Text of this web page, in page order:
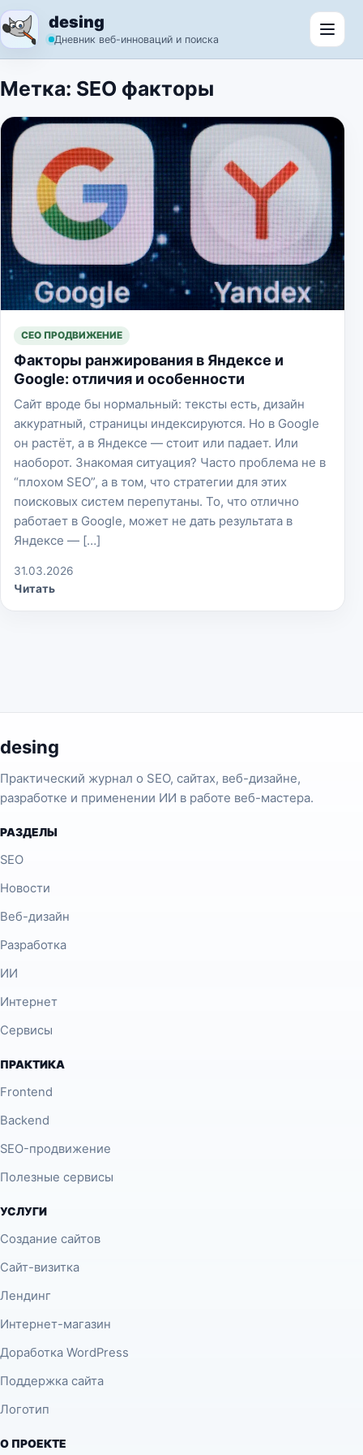
Перейти к содержимому
desing
Дневник веб-инноваций и поиска
Метка: SEO факторы
СЕО ПРОДВИЖЕНИЕ
Факторы ранжирования в Яндексе и
Google: отличия и особенности
Сайт вроде бы нормальный: тексты есть, дизайн
аккуратный, страницы индексируются. Но в Google
он растёт, а в Яндексе — стоит или падает. Или
наоборот. Знакомая ситуация? Часто проблема не в
“плохом SEO”, а в том, что стратегии для этих
поисковых систем перепутаны. То, что отлично
работает в Google, может не дать результата в
Яндексе — […]
31.03.2026
Читать
desing
Практический журнал о SEO, сайтах, веб-дизайне,
разработке и применении ИИ в работе веб-мастера.
РАЗДЕЛЫ
SEO
Новости
Веб-дизайн
Разработка
ИИ
Интернет
Сервисы
ПРАКТИКА
Frontend
Backend
SEO-продвижение
Полезные сервисы
УСЛУГИ
Создание сайтов
Сайт-визитка
Лендинг
Интернет-магазин
Доработка WordPress
Поддержка сайта
Логотип
О ПРОЕКТЕ